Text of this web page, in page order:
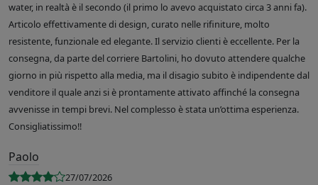
water, in realtà è il secondo (il primo lo avevo acquistato circa 3 anni fa).
Articolo effettivamente di design, curato nelle rifiniture, molto
resistente, funzionale ed elegante. Il servizio clienti è eccellente. Per la
consegna, da parte del corriere Bartolini, ho dovuto attendere qualche
giorno in più rispetto alla media, ma il disagio subito è indipendente dal
venditore il quale anzi si è prontamente attivato affinché la consegna
avvenisse in tempi brevi. Nel complesso è stata un’ottima esperienza.
Consigliatissimo!!
Paolo
27/07/2026